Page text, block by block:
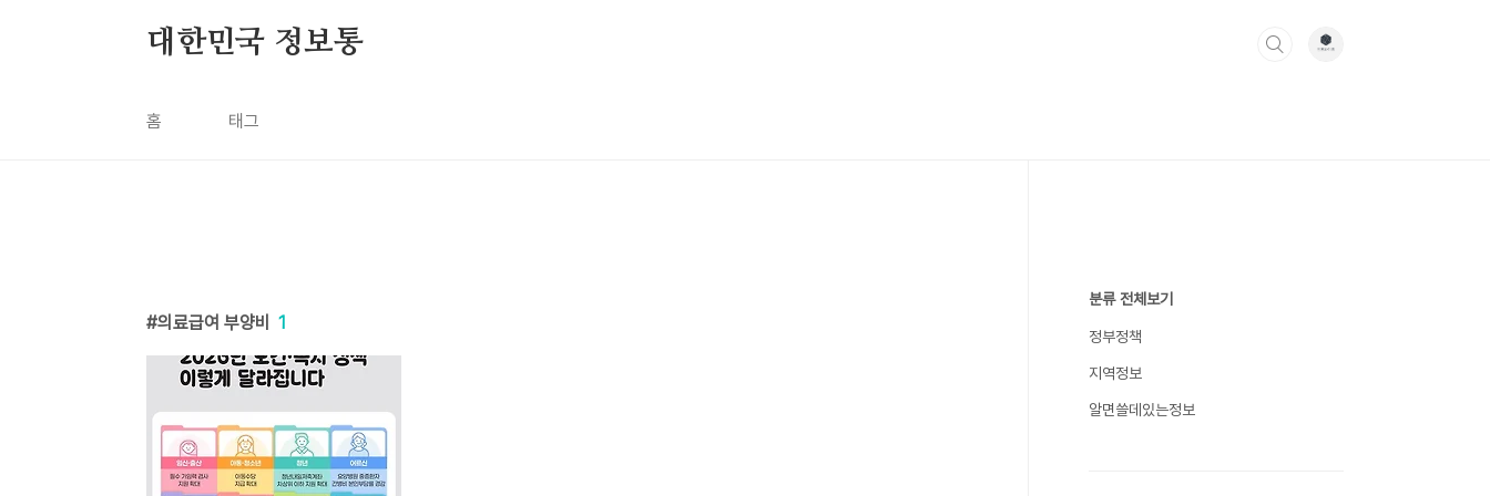
대한민국 정보통
홈 태그
의료급여 부양비 1
분류 전체보기
정부정책
지역정보
알면쓸데있는정보